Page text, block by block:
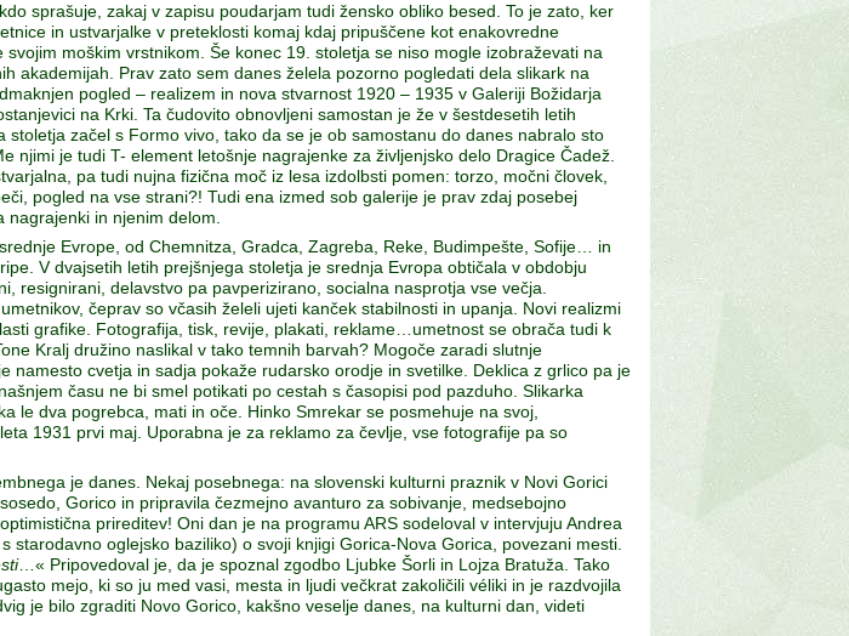
sprašuje, zakaj v zapisu poudarjam tudi žensko obliko besed. To je zato, ker
in ustvarjalke v preteklosti komaj kdaj pripuščene kot enakovredne
svojim moškim vrstnikom. Še konec 19. stoletja se niso mogle izobraževati na
akademijah. Prav zato sem danes želela pozorno pogledati dela slikark na
pogled – realizem in nova stvarnost 1920 – 1935 v Galeriji Božidarja
na Krki. Ta čudovito obnovljeni samostan je že v šestdesetih letih
stoletja začel s Formo vivo, tako da se je ob samostanu do danes nabralo sto
njimi je tudi T- element letošnje nagrajenke za življenjsko delo Dragice Čadež.
pa tudi nujna fizična moč iz lesa izdolbsti pomen: torzo, močni človek,
pogled na vse strani?! Tudi ena izmed sob galerije je prav zdaj posebej
nagrajenki in njenim delom.
Evrope, od Chemnitza, Gradca, Zagreba, Reke, Budimpešte, Sofije… in
V dvajsetih letih prejšnjega stoletja je srednja Evropa obtičala v obdobju
resignirani, delavstvo pa pavperizirano, socialna nasprotja vse večja.
čeprav so včasih želeli ujeti kanček stabilnosti in upanja. Novi realizmi
grafike. Fotografija, tisk, revije, plakati, reklame…umetnost se obrača tudi k
Kralj družino naslikal v tako temnih barvah? Mogoče zaradi slutnje
cvetja in sadja pokaže rudarsko orodje in svetilke. Deklica z grlico pa je
času ne bi smel potikati po cestah s časopisi pod pazduho. Slikarka
le dva pogrebca, mati in oče. Hinko Smrekar se posmehuje na svoj,
1931 prvi maj. Uporabna je za reklamo za čevlje, vse fotografije pa so
je danes. Nekaj posebnega: na slovenski kulturni praznik v Novi Gorici
Gorico in pripravila čezmejno avanturo za sobivanje, medsebojno
prireditev! Oni dan je na programu ARS sodeloval v intervjuju Andrea
oglejsko baziliko) o svoji knjigi Gorica-Nova Gorica, povezani mesti.
…« Pripovedoval je, da je spoznal zgodbo Ljubke Šorli in Lojza Bratuža. Tako
mejo, ki so ju med vasi, mesta in ljudi večkrat zakoličili véliki in je razdvojila
je bilo zgraditi Novo Gorico, kakšno veselje danes, na kulturni dan, videti